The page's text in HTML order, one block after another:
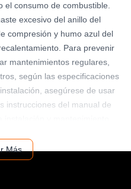
el consumo de combustible.
excesivo del anillo del
compresión y humo azul del
Para prevenir
mantenimientos regulares,
según las especificaciones
asegúrese de usar
instrucciones del manual de
compatible con otros
importante consultar la guía
Más